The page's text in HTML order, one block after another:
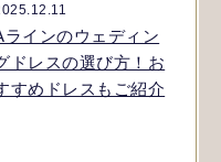
ラインのウェディン
ドレスの選び方！お
すめドレスもご紹介